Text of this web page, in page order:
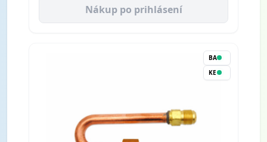
Nákup po prihlásení
BA
KE